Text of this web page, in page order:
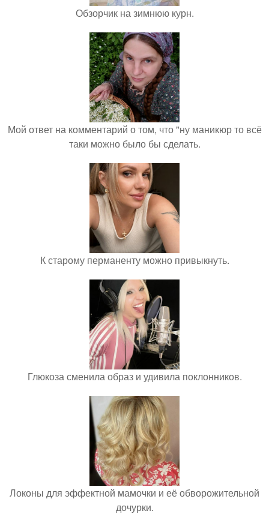
Обзорчик на зимнюю курн.
Мой ответ на комментарий о том, что "ну маникюр то всё
таки можно было бы сделать.
К старому перманенту можно привыкнуть.
Глюкоза сменила образ и удивила поклонников.
Локоны для эффектной мамочки и её обворожительной
дочурки.